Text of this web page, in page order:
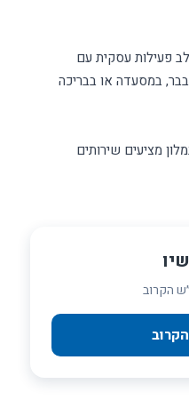
פעילות עסקית עם
בבר, במסעדה או בבריכה
מציעים שירותים
הקרוב